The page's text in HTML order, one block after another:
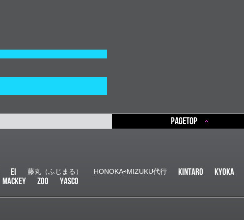
PAGETOP
EI 藤丸（ふじまる） HONOKA⇨MIZUKU代行 KINTARO kyoka
MACKEY ZOO YASCO